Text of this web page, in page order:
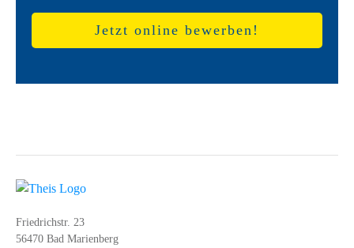
Jetzt online bewerben!
Friedrichstr. 23
56470 Bad Marienberg